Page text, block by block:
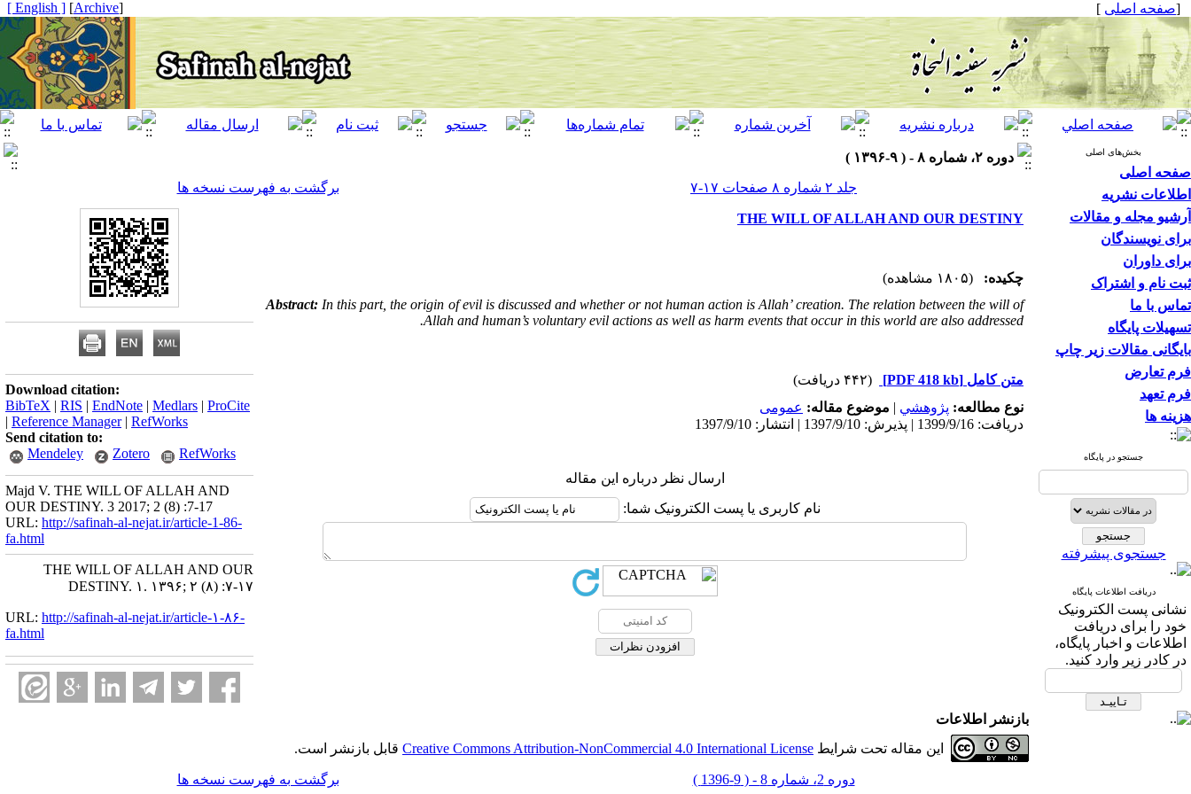
[صفحه اصلی ]
[
Archive
]
[ English ]
بخش‌های اصلی
صفحه اصلی
اطلاعات نشریه
آرشیو مجله و مقالات
برای نویسندگان
برای داوران
ثبت نام و اشتراک
تماس با ما
تسهیلات پایگاه
بایگانی مقالات زیر چاپ
فرم تعارض
فرم تعهد
هزینه ها
جستجو در پایگاه
جستجوی پیشرفته
دریافت اطلاعات پایگاه
نشانی پست الکترونیک
خود را برای دریافت
اطلاعات و اخبار پایگاه،
در کادر زیر وارد کنید.
دوره ۲، شماره ۸ - ( ۹-۱۳۹۶ )
جلد ۲ شماره ۸ صفحات ۱۷-۷
برگشت به فهرست نسخه ها
THE WILL OF ALLAH AND OUR DESTINY
چکیده:
(۱۸۰۵ مشاهده)
Abstract: In this part, the origin of evil is discussed and whether or not human action is Allah’ creation. The relation between the will of
Allah and human’s voluntary evil actions as well as harm events that occur in this world are also addressed.
متن کامل [PDF 418 kb]
(۴۴۲ دریافت)
نوع مطالعه: پژوهشي | موضوع مقاله: عمومى
دریافت: 1399/9/16 | پذیرش: 1397/9/10 | انتشار: 1397/9/10
ارسال نظر درباره این مقاله
نام کاربری یا پست الکترونیک شما:
Download citation:
BibTeX | RIS | EndNote | Medlars | ProCite
| Reference Manager| RefWorks
Send citation to:
Mendeley
Zotero RefWorks
Majd V. THE WILL OF ALLAH AND
OUR DESTINY. 3 2017; 2 (8) :7-17
URL: http://safinah-al-nejat.ir/article-1-86-
fa.html
THE WILL OF ALLAH AND OUR
DESTINY. ۱. ۱۳۹۶; ۲ (۸) :۷-۱۷
URL: http://safinah-al-nejat.ir/article-۱-۸۶-
fa.html
بازنشر اطلاعات
این مقاله تحت شرایط Creative Commons Attribution-NonCommercial 4.0 International License قابل بازنشر است.
دوره 2، شماره 8 - ( 9-1396 ) برگشت به فهرست نسخه ها